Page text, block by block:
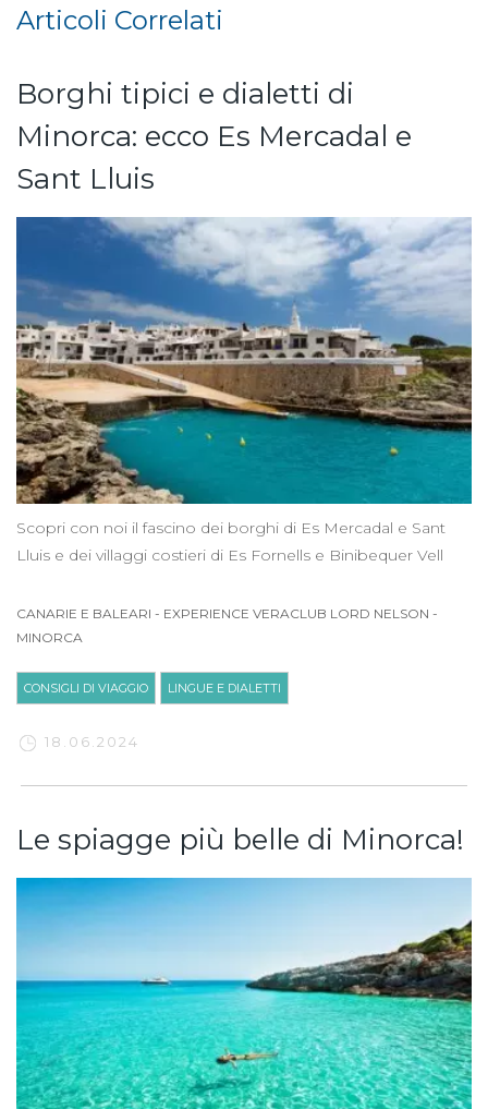
Articoli Correlati
Borghi tipici e dialetti di
Minorca: ecco Es Mercadal e
Sant Lluis
Scopri con noi il fascino dei borghi di Es Mercadal e Sant
Lluis e dei villaggi costieri di Es Fornells e Binibequer Vell
CANARIE E BALEARI - EXPERIENCE VERACLUB LORD NELSON -
MINORCA
CONSIGLI DI VIAGGIO LINGUE E DIALETTI
18.06.2024
Le spiagge più belle di Minorca!